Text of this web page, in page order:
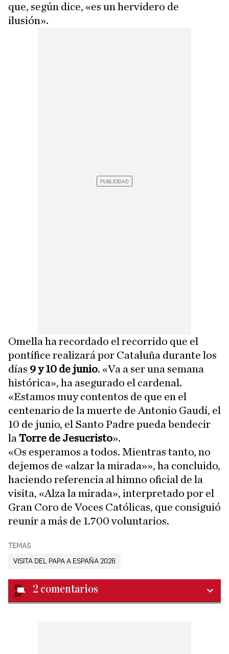
que, según dice, «es un hervidero de
ilusión».
Omella ha recordado el recorrido que el
pontífice realizará por Cataluña durante los
días 9 y 10 de junio. «Va a ser una semana
histórica», ha asegurado el cardenal.
«Estamos muy contentos de que en el
centenario de la muerte de Antonio Gaudí, el
10 de junio, el Santo Padre pueda bendecir
la Torre de Jesucristo».
«Os esperamos a todos. Mientras tanto, no
dejemos de «alzar la mirada»», ha concluido,
haciendo referencia al himno oficial de la
visita, «Alza la mirada», interpretado por el
Gran Coro de Voces Católicas, que consiguió
reunir a más de 1.700 voluntarios.
TEMAS
VISITA DEL PAPA A ESPAÑA 2026
2 comentarios